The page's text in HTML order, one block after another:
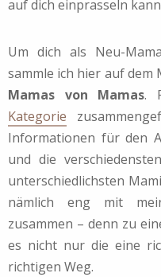
auf dich einprasseln
Um dich als Neu-
sammle ich hier auf dem
Mamas von Mamas.
Kategorie
Informationen für den
und die
unterschiedlichsten
nämlich eng mit
zusammen – denn zu
es nicht nur die eine
richtigen Weg.